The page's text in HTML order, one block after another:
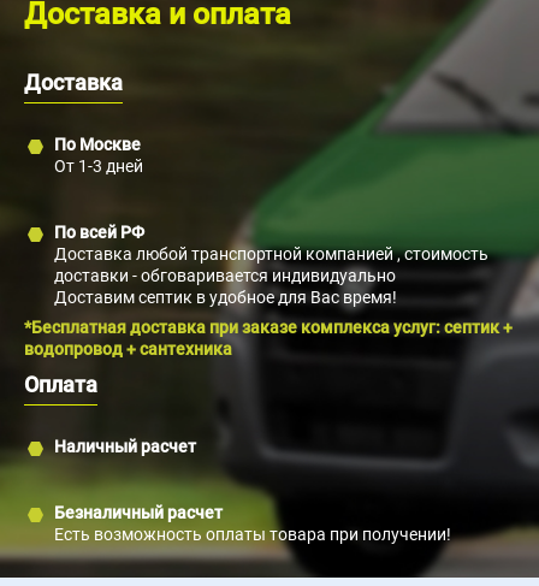
Доставка и оплата
Доставка
По Москве
От 1-3 дней
По всей РФ
Доставка любой транспортной компанией , стоимость
доставки - обговаривается индивидуально
Доставим септик в удобное для Вас время!
*Бесплатная доставка при заказе комплекса услуг: септик +
водопровод + сантехника
Оплата
Наличный расчет
Безналичный расчет
Есть возможность оплаты товара при получении!